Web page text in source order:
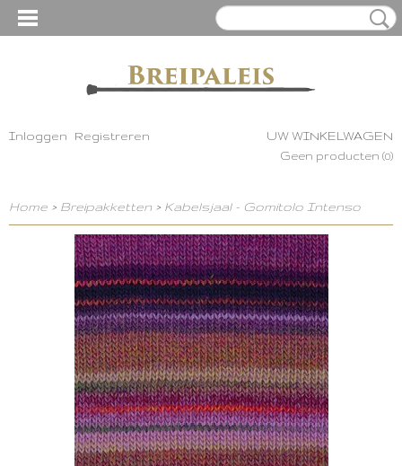
Inloggen Registreren UW WINKELWAGEN
Geen producten (0)
Home > Breipakketten > Kabelsjaal - Gomitolo Intenso